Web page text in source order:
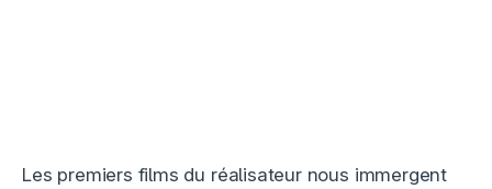
Les premiers films du réalisateur nous immergent